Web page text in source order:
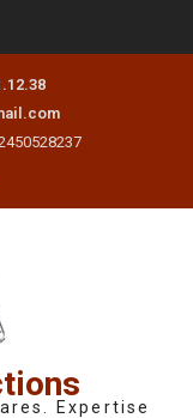
Expertise